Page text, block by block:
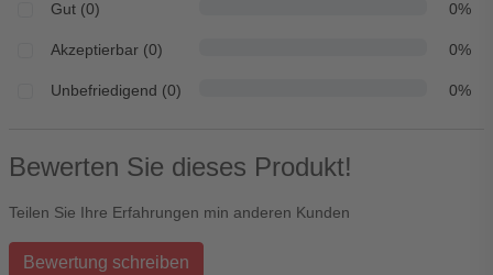
Gut (0) 0%
Akzeptierbar (0) 0%
Unbefriedigend (0) 0%
Bewerten Sie dieses Produkt!
Teilen Sie Ihre Erfahrungen min anderen Kunden
Bewertung schreiben